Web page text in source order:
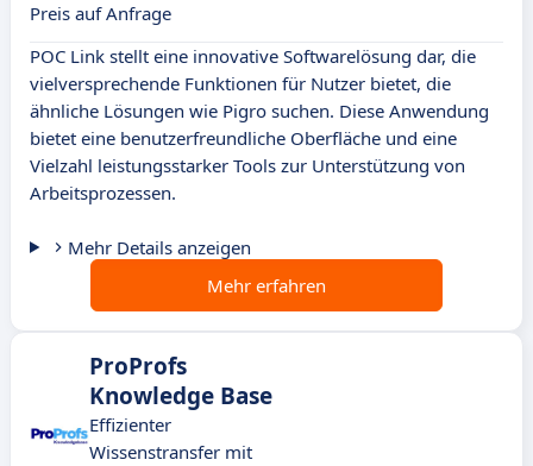
Preis auf Anfrage
POC Link stellt eine innovative Softwarelösung dar, die
vielversprechende Funktionen für Nutzer bietet, die
ähnliche Lösungen wie Pigro suchen. Diese Anwendung
bietet eine benutzerfreundliche Oberfläche und eine
Vielzahl leistungsstarker Tools zur Unterstützung von
Arbeitsprozessen.
Mehr Details anzeigen
Mehr erfahren
ProProfs
Knowledge Base
Effizienter
Wissenstransfer mit